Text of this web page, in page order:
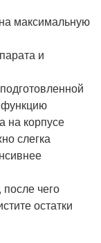
максимальную
и
функцию
на корпусе
слегка
чего
остатки